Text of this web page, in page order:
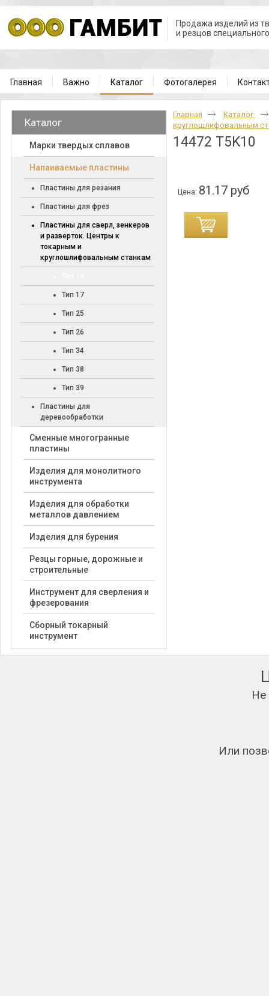
Продажа изделий из
и резцов
Главная Важно Каталог Фотогалерея
Каталог
Марки твердых сплавов
Напаиваемые пластины
Пластины для резания
Пластины для фрез
Пластины для сверл, зенкеров
и разверток. Центры к
токарным и
круглошлифовальным станкам
Тип 17
Тип 25
Тип 26
Тип 34
Тип 38
Тип 39
Пластины для
деревообработки
Cменные многогранные
пластины
Изделия для монолитного
инструмента
Изделия для обработки
металлов давлением
Изделия для бурения
Резцы горные, дорожные и
строительные
Инструмент для сверления и
фрезерования
Сборный токарный
инструмент
Главная
Каталог
круглошлифовальным
14472 T5K10
Цена: 81.17 руб
Не
Или